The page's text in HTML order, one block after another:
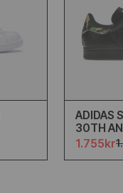
ADIDAS
30TH
BLACK
1.755kr